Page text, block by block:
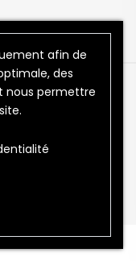
droits réservés.
afin de
des
nous permettre